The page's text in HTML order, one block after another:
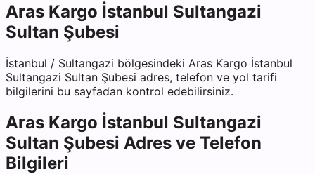
Aras Kargo İstanbul Sultangazi
Sultan Şubesi
İstanbul / Sultangazi bölgesindeki Aras Kargo İstanbul
Sultangazi Sultan Şubesi adres, telefon ve yol tarifi
bilgilerini bu sayfadan kontrol edebilirsiniz.
Aras Kargo İstanbul Sultangazi
Sultan Şubesi Adres ve Telefon
Bilgileri